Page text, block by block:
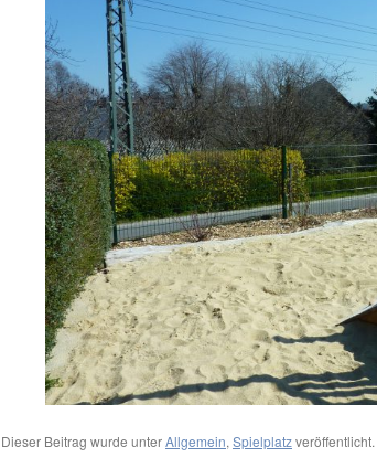
Dieser Beitrag wurde unterAllgemein, Spielplatz